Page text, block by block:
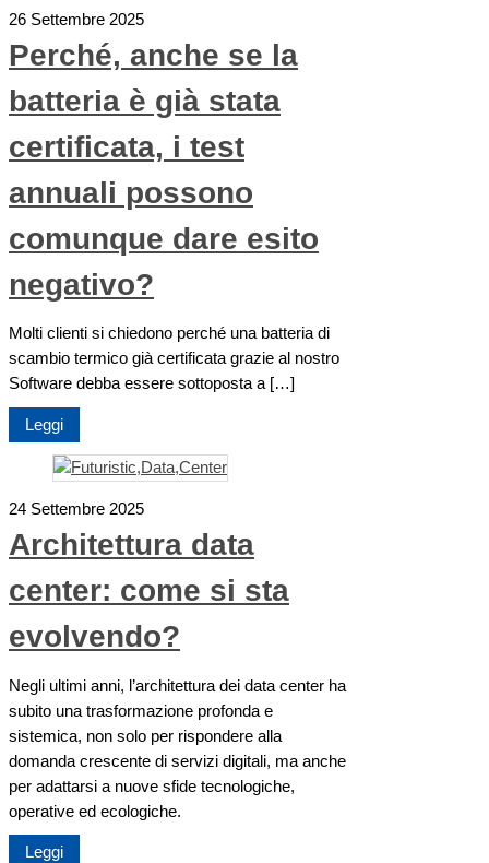
26 Settembre 2025
Perché, anche se la
batteria è già stata
certificata, i test
annuali possono
comunque dare esito
negativo?
Molti clienti si chiedono perché una batteria di
scambio termico già certificata grazie al nostro
Software debba essere sottoposta a […]
Leggi
24 Settembre 2025
Architettura data
center: come si sta
evolvendo?
Negli ultimi anni, l’architettura dei data center ha
subito una trasformazione profonda e
sistemica, non solo per rispondere alla
domanda crescente di servizi digitali, ma anche
per adattarsi a nuove sfide tecnologiche,
operative ed ecologiche.
Leggi